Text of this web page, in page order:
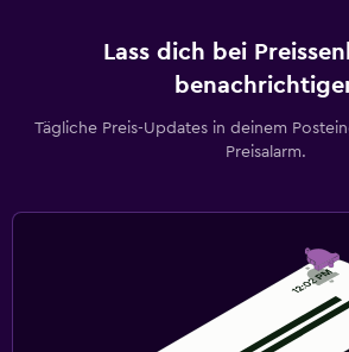
Lass dich bei
Tägliche Preis-Updates in deinem
Preisalarm.